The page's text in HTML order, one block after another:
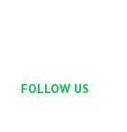
FOLLOW US